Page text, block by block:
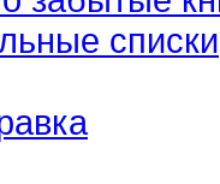
списки